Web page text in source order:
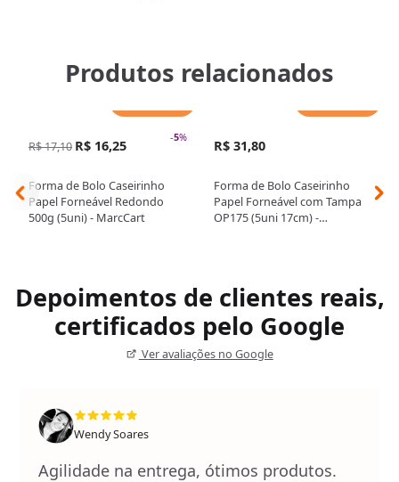
Produtos relacionados
-5%
R$ 17,10 R$ 16,25
Forma de Bolo Caseirinho
Papel Forneável Redondo
500g (5uni) - MarcCart
R$ 31,80
Forma de Bolo Caseirinho
Papel Forneável com Tampa
OP175 (5uni 17cm) -
Depoimentos de clientes reais,
certificados pelo Google
Ver avaliações no Google
Wendy Soares
Agilidade na entrega, ótimos produtos.